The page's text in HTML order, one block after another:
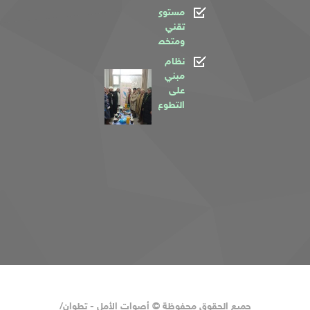
مستوى
تقني
ومتخصص
نظام
مبني
على
التطوع
جميع الحقوق محفوظة © أصوات الأمل - تطوان/